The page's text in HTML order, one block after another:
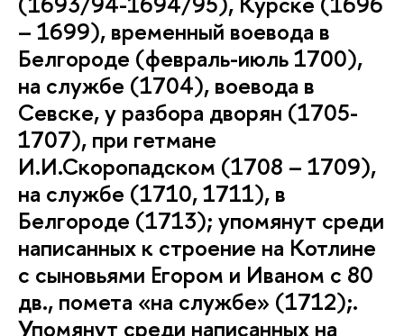
– 1699), временный воевода в
Белгороде (февраль-июль 1700),
на службе (1704), воевода в
Севске, у разбора дворян (1705-
1707), при гетмане
И.И.Скоропадском (1708 – 1709),
на службе (1710, 1711), в
Белгороде (1713); упомянут среди
написанных к строение на Котлине
с сыновьями Егором и Иваном с 80
дв., помета «на службе» (1712);.
Упомянут среди написанных на